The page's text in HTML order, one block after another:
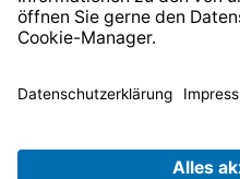
* Alle Preise inkl.
anders
© 2026